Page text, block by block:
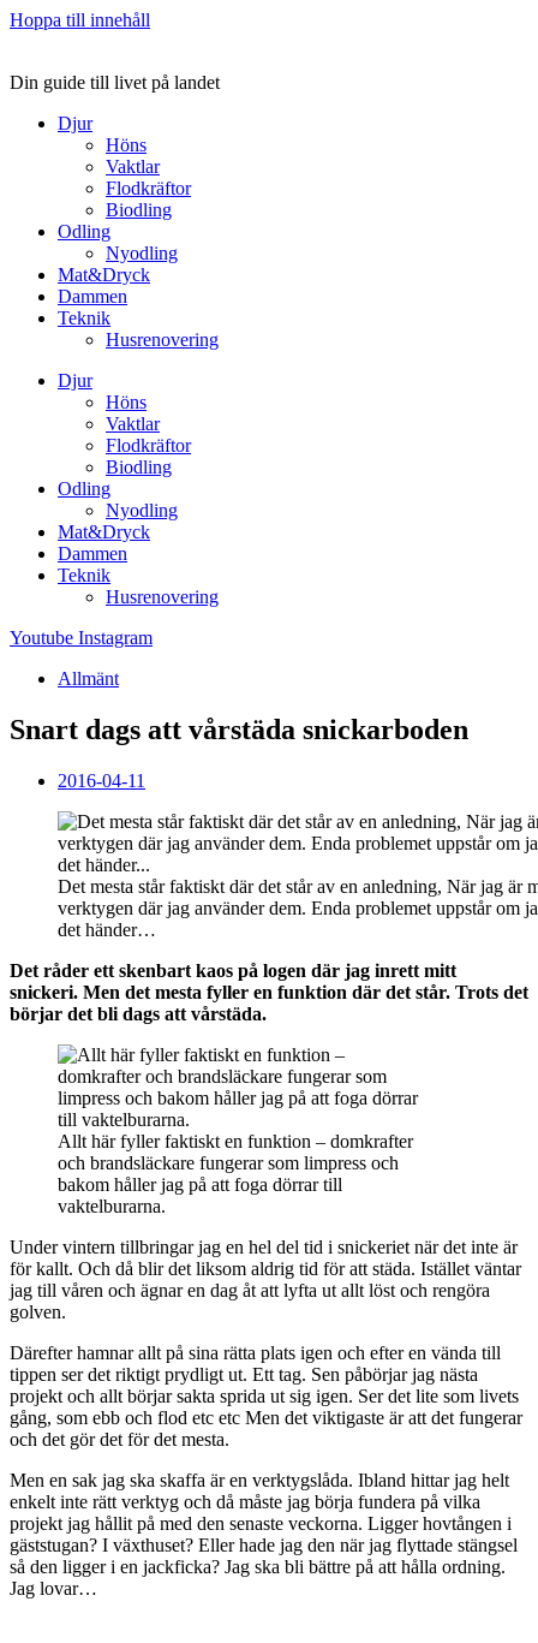
Hoppa till innehåll
Din guide till livet på landet
Djur
Höns
Vaktlar
Flodkräftor
Biodling
Odling
Nyodling
Mat&Dryck
Dammen
Teknik
Husrenovering
Djur
Höns
Vaktlar
Flodkräftor
Biodling
Odling
Nyodling
Mat&Dryck
Dammen
Teknik
Husrenovering
Youtube Instagram
Allmänt
Snart dags att vårstäda snickarboden
2016-04-11
Det mesta står faktiskt där det står av en anledning, När jag är
verktygen där jag använder dem. Enda problemet uppstår om
det händer…
Det råder ett skenbart kaos på logen där jag inrett mitt
snickeri. Men det mesta fyller en funktion där det står. Trots det
börjar det bli dags att vårstäda.
Allt här fyller faktiskt en funktion – domkrafter
och brandsläckare fungerar som limpress och
bakom håller jag på att foga dörrar till
vaktelburarna.
Under vintern tillbringar jag en hel del tid i snickeriet när det inte är
för kallt. Och då blir det liksom aldrig tid för att städa. Istället väntar
jag till våren och ägnar en dag åt att lyfta ut allt löst och rengöra
golven.
Därefter hamnar allt på sina rätta plats igen och efter en vända till
tippen ser det riktigt prydligt ut. Ett tag. Sen påbörjar jag nästa
projekt och allt börjar sakta sprida ut sig igen. Ser det lite som livets
gång, som ebb och flod etc etc Men det viktigaste är att det fungerar
och det gör det för det mesta.
Men en sak jag ska skaffa är en verktygslåda. Ibland hittar jag helt
enkelt inte rätt verktyg och då måste jag börja fundera på vilka
projekt jag hållit på med den senaste veckorna. Ligger hovtången i
gäststugan? I växthuset? Eller hade jag den när jag flyttade stängsel
så den ligger i en jackficka? Jag ska bli bättre på att hålla ordning.
Jag lovar…